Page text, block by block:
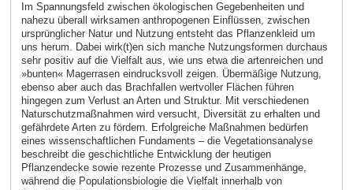
Im Spannungsfeld zwischen ökologischen Gegebenheiten und
nahezu überall wirksamen anthropogenen Einflüssen, zwischen
ursprünglicher Natur und Nutzung entsteht das Pflanzenkleid um
uns herum. Dabei wirk(t)en sich manche Nutzungsformen durchaus
sehr positiv auf die Vielfalt aus, wie uns etwa die artenreichen und
»bunten« Magerrasen eindrucksvoll zeigen. Übermäßige Nutzung,
ebenso aber auch das Brachfallen wertvoller Flächen führen
hingegen zum Verlust an Arten und Struktur. Mit verschiedenen
Naturschutzmaßnahmen wird versucht, Diversität zu erhalten und
gefährdete Arten zu fördern. Erfolgreiche Maßnahmen bedürfen
eines wissenschaftlichen Fundaments – die Vegetationsanalyse
beschreibt die geschichtliche Entwicklung der heutigen
Pflanzendecke sowie rezente Prozesse und Zusammenhänge,
während die Populationsbiologie die Vielfalt innerhalb von